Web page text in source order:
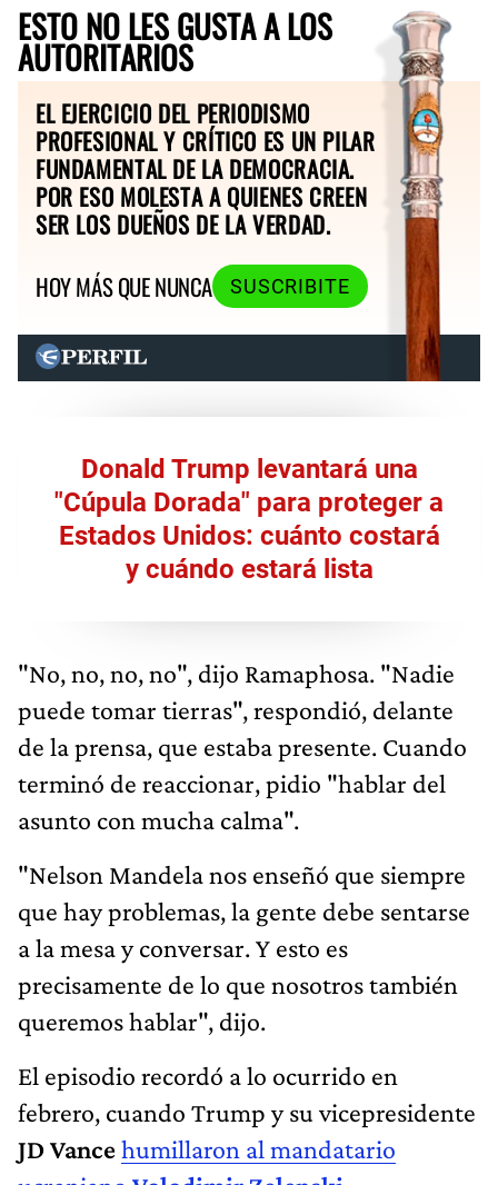
ESTO NO LES GUSTA A LOS
AUTORITARIOS
EL EJERCICIO DEL PERIODISMO
PROFESIONAL Y CRÍTICO ES UN PILAR
FUNDAMENTAL DE LA DEMOCRACIA.
POR ESO MOLESTA A QUIENES CREEN
SER LOS DUEÑOS DE LA VERDAD.
HOY MÁS QUE NUNCA
SUSCRIBITE
Donald Trump levantará una
"Cúpula Dorada" para proteger a
Estados Unidos: cuánto costará
y cuándo estará lista
"No, no, no, no", dijo Ramaphosa. "Nadie
puede tomar tierras", respondió, delante
de la prensa, que estaba presente. Cuando
terminó de reaccionar, pidio "hablar del
asunto con mucha calma".
"Nelson Mandela nos enseñó que siempre
que hay problemas, la gente debe sentarse
a la mesa y conversar. Y esto es
precisamente de lo que nosotros también
queremos hablar", dijo.
El episodio recordó a lo ocurrido en
febrero, cuando Trump y su vicepresidente
JD Vancehumillaron al mandatario